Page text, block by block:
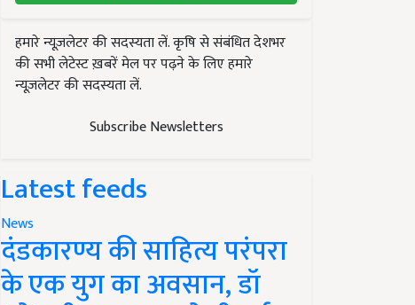
हमारे न्यूज़लेटर की सदस्यता लें. कृषि से संबंधित देशभर
की सभी लेटेस्ट ख़बरें मेल पर पढ़ने के लिए हमारे
न्यूज़लेटर की सदस्यता लें.
Subscribe Newsletters
Latest feeds
News
दंडकारण्य की साहित्य परंपरा
के एक युग का अवसान, डॉ